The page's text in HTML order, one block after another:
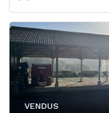
VENDUS